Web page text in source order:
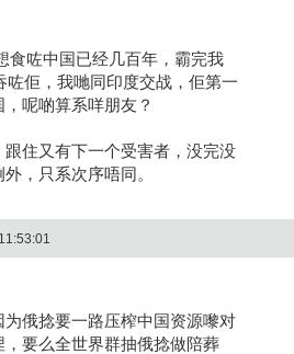
食咗中国已经几百年，霸完我
咗佢，我哋同印度交战，佢第一
呢啲算系咩朋友？
住又有下一个受害者，没完没
，只系次序唔同。
俄捻要一路压榨中国资源嚟对
要么全世界群抽俄捻做陪葬